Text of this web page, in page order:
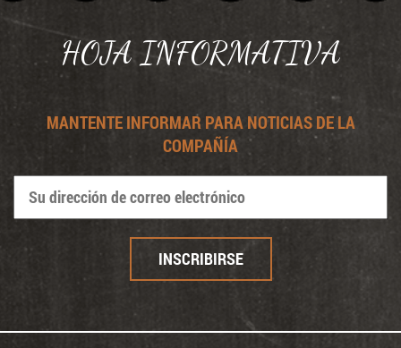
HOJA INFORMATIVA
MANTENTE INFORMAR PARA NOTICIAS DE LA
COMPAÑÍA
Panel de gestión de cookies